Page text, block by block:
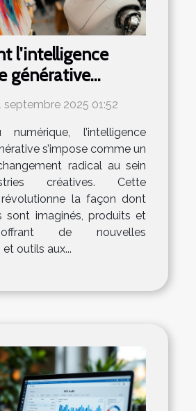
l'intelligence
générative
t-elle les
créatives ?
septembre 2025 01:52
l’intelligence
s’impose comme un
radical au sein
créatives. Cette
la façon dont
sont imaginés, produits et
de nouvelles
outils aux...